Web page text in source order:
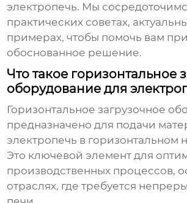
электропечь. Мы
практических советах,
примерах, чтобы помочь вам
обоснованное решение.
Что такое горизонтальное
оборудование для
Горизонтальное загрузочное
предназначено для подачи
электропечь в горизонтальном
Это ключевой элемент для
производственных процессов,
отраслях, где требуется